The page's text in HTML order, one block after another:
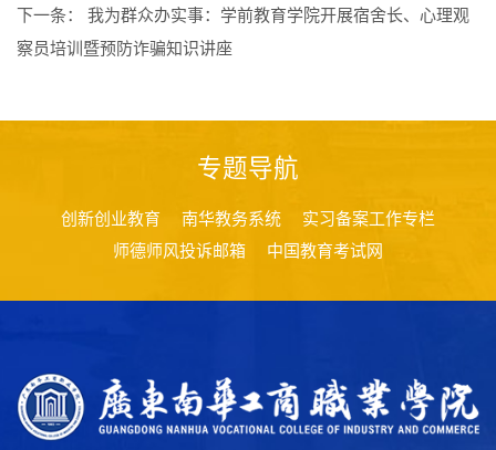
下一条： 我为群众办实事：学前教育学院开展宿舍长、心理观
察员培训暨预防诈骗知识讲座
专题导航
创新创业教育 南华教务系统
实习备案工作专栏
师德师风投诉邮箱
中国教育考试网